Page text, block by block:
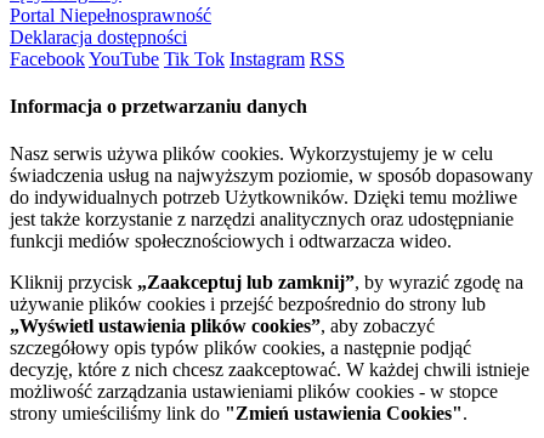
Portal Niepełnosprawność
Deklaracja dostępności
FacebookYouTube Tik Tok Instagram RSS
Informacja o przetwarzaniu danych
Nasz serwis używa plików cookies. Wykorzystujemy je w celu
świadczenia usług na najwyższym poziomie, w sposób dopasowany
do indywidualnych potrzeb Użytkowników. Dzięki temu możliwe
jest także korzystanie z narzędzi analitycznych oraz udostępnianie
funkcji mediów społecznościowych i odtwarzacza wideo.
Kliknij przycisk „Zaakceptuj lub zamknij”, by wyrazić zgodę na
używanie plików cookies i przejść bezpośrednio do strony lub
„Wyświetl ustawienia plików cookies”, aby zobaczyć
szczegółowy opis typów plików cookies, a następnie podjąć
decyzję, które z nich chcesz zaakceptować. W każdej chwili istnieje
możliwość zarządzania ustawieniami plików cookies - w stopce
strony umieściliśmy link do "Zmień ustawienia Cookies".